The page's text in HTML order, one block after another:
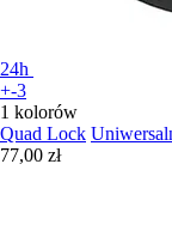
24h
+-3
1 kolorów
Quad Lock
77,00 zł